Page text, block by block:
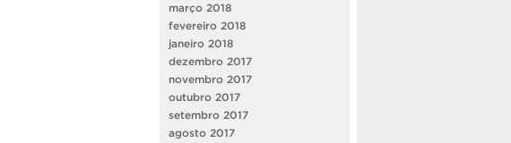
março 2018
fevereiro 2018
janeiro 2018
dezembro 2017
novembro 2017
outubro 2017
setembro 2017
agosto 2017